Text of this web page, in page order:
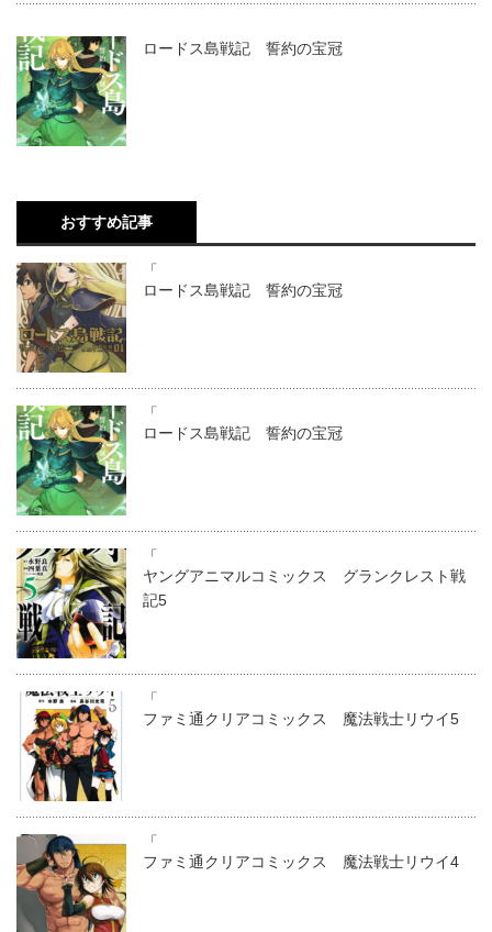
ロードス島戦記 誓約の宝冠
おすすめ記事
「
ロードス島戦記 誓約の宝冠
「
ロードス島戦記 誓約の宝冠
「
ヤングアニマルコミックス グランクレスト戦
記5
「
ファミ通クリアコミックス 魔法戦士リウイ5
「
ファミ通クリアコミックス 魔法戦士リウイ4